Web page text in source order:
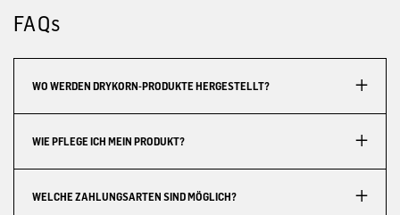
FAQs
WO WERDEN DRYKORN-PRODUKTE HERGESTELLT?
WIE PFLEGE ICH MEIN PRODUKT?
WELCHE ZAHLUNGSARTEN SIND MÖGLICH?